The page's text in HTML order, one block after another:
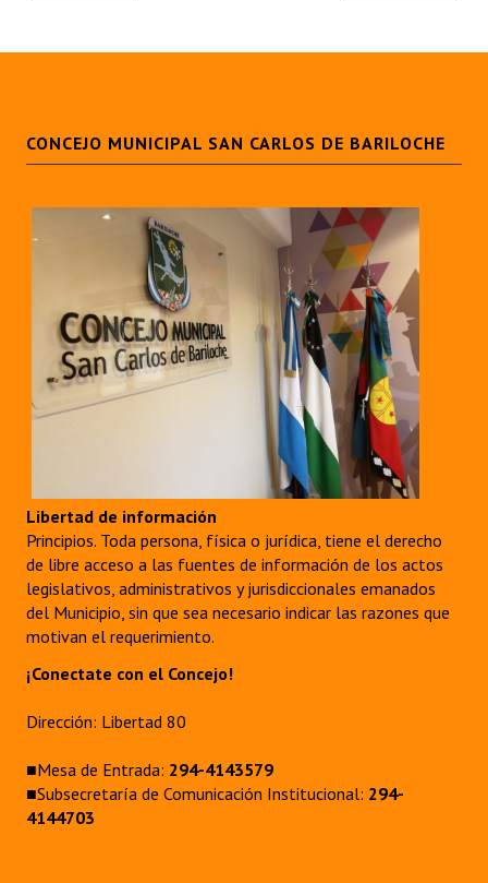
CONCEJO MUNICIPAL SAN CARLOS DE BARILOCHE
Libertad de información
Principios. Toda persona, física o jurídica, tiene el derecho
de libre acceso a las fuentes de información de los actos
legislativos, administrativos y jurisdiccionales emanados
del Municipio, sin que sea necesario indicar las razones que
motivan el requerimiento.
¡Conectate con el Concejo!
Dirección: Libertad 80
■Mesa de Entrada: 294-4143579
■Subsecretaría de Comunicación Institucional: 294-
4144703